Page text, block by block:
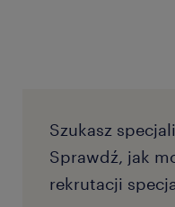
Szukasz
Sprawdź, jak
rekrutacji